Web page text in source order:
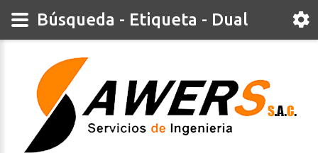
Búsqueda - Etiqueta - Dual